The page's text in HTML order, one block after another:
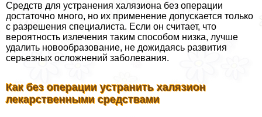
Средств для устранения халязиона без операции
достаточно много, но их применение допускается только
с разрешения специалиста. Если он считает, что
вероятность излечения таким способом низка, лучше
удалить новообразование, не дожидаясь развития
серьезных осложнений заболевания.
Как без операции устранить халязион
лекарственными средствами